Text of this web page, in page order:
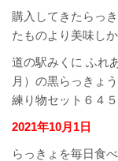
購入してきたらっ
たものより美味し
道の駅みくに ふれ
月）の黒らっきょ
練り物セット６４
2021年10月1日
らっきょを毎日食